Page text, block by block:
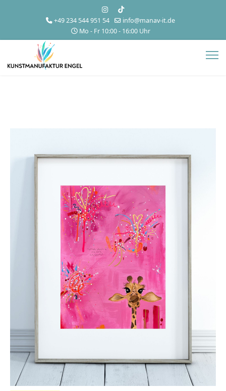
+49 234 544 951 54
info@manav-it.de
Mo - Fr 10:00 - 16:00 Uhr